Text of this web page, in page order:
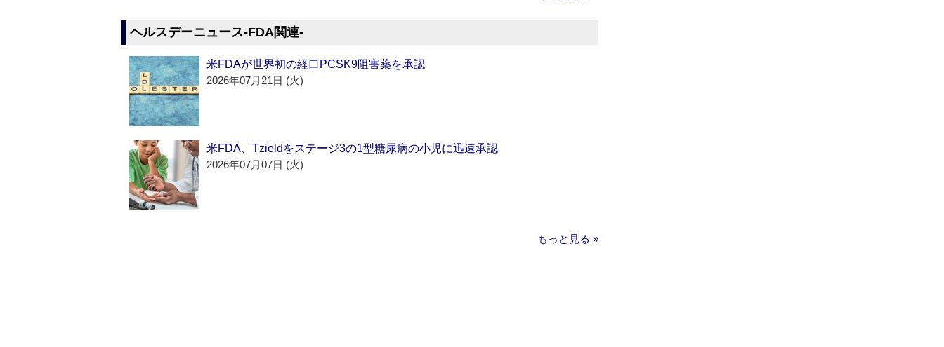
ヘルスデーニュース‐FDA関連‐
米FDAが世界初の経口PCSK9阻害薬を承認
2026年07月21日 (火)
米FDA、Tzieldをステージ3の1型糖尿病の小児に迅速承認
2026年07月07日 (火)
もっと見る »